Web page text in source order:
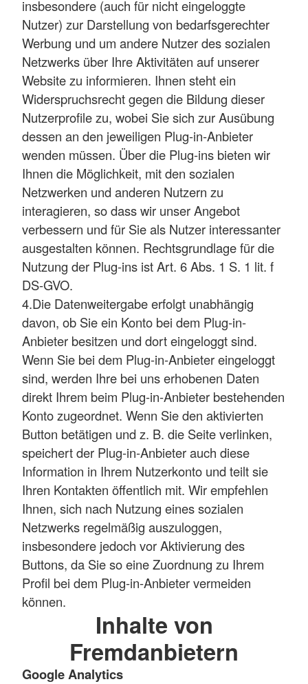
insbesondere (auch für nicht eingeloggte
Nutzer) zur Darstellung von bedarfsgerechter
Werbung und um andere Nutzer des sozialen
Netzwerks über Ihre Aktivitäten auf unserer
Website zu informieren. Ihnen steht ein
Widerspruchsrecht gegen die Bildung dieser
Nutzerprofile zu, wobei Sie sich zur Ausübung
dessen an den jeweiligen Plug-in-Anbieter
wenden müssen. Über die Plug-ins bieten wir
Ihnen die Möglichkeit, mit den sozialen
Netzwerken und anderen Nutzern zu
interagieren, so dass wir unser Angebot
verbessern und für Sie als Nutzer interessanter
ausgestalten können. Rechtsgrundlage für die
Nutzung der Plug-ins ist Art. 6 Abs. 1 S. 1 lit. f
DS-GVO.
4.Die Datenweitergabe erfolgt unabhängig
davon, ob Sie ein Konto bei dem Plug-in-
Anbieter besitzen und dort eingeloggt sind.
Wenn Sie bei dem Plug-in-Anbieter eingeloggt
sind, werden Ihre bei uns erhobenen Daten
direkt Ihrem beim Plug-in-Anbieter bestehenden
Konto zugeordnet. Wenn Sie den aktivierten
Button betätigen und z. B. die Seite verlinken,
speichert der Plug-in-Anbieter auch diese
Information in Ihrem Nutzerkonto und teilt sie
Ihren Kontakten öffentlich mit. Wir empfehlen
Ihnen, sich nach Nutzung eines sozialen
Netzwerks regelmäßig auszuloggen,
insbesondere jedoch vor Aktivierung des
Buttons, da Sie so eine Zuordnung zu Ihrem
Profil bei dem Plug-in-Anbieter vermeiden
können.
Inhalte von
Fremdanbietern
Google Analytics